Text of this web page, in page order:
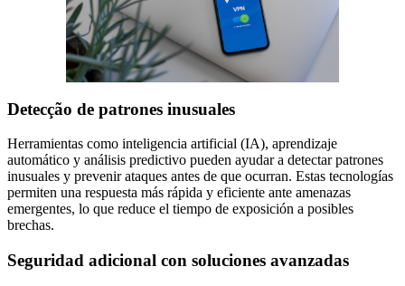
Detecção de patrones inusuales
Herramientas como inteligencia artificial (IA), aprendizaje
automático y análisis predictivo pueden ayudar a detectar patrones
inusuales y prevenir ataques antes de que ocurran. Estas tecnologías
permiten una respuesta más rápida y eficiente ante amenazas
emergentes, lo que reduce el tiempo de exposición a posibles
brechas.
Seguridad adicional con soluciones avanzadas